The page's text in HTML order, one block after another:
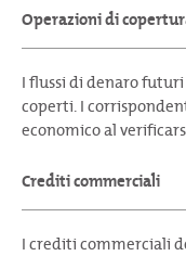
Operazioni di
I flussi di denaro futuri
coperti. I
economico al
Crediti commerciali
I crediti commerciali